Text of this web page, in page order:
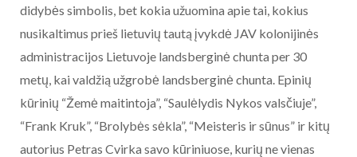
didybės simbolis, bet kokia užuomina apie tai, kokius
nusikaltimus prieš lietuvių tautą įvykdė JAV kolonijinės
administracijos Lietuvoje landsberginė chunta per 30
metų, kai valdžią užgrobė landsberginė chunta. Epinių
kūrinių “Žemė maitintoja”, “Saulėlydis Nykos valsčiuje”,
“Frank Kruk”, “Brolybės sėkla”, “Meisteris ir sūnus” ir kitų
autorius Petras Cvirka savo kūriniuose, kurių ne vienas